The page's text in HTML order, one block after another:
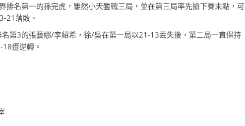
排名第一的孫完虎，雖然小天鏖戰三局，並在第三局率先搶下賽末點，可
21落敗。
第3的張藝娜/李紹希，徐/吳在第一局以21-13丟失後，第二局一直保持
遭逆轉。